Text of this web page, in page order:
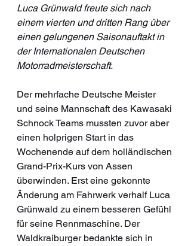
Luca Grünwald freute sich nach
einem vierten und dritten Rang über
einen gelungenen Saisonauftakt in
der Internationalen Deutschen
Motorradmeisterschaft.
Der mehrfache Deutsche Meister
und seine Mannschaft des Kawasaki
Schnock Teams mussten zuvor aber
einen holprigen Start in das
Wochenende auf dem holländischen
Grand-Prix-Kurs von Assen
überwinden. Erst eine gekonnte
Änderung am Fahrwerk verhalf Luca
Grünwald zu einem besseren Gefühl
für seine Rennmaschine. Der
Waldkraiburger bedankte sich in